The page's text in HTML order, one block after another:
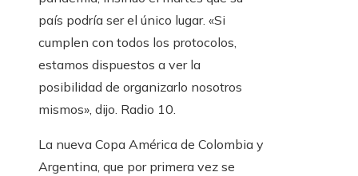
país podría ser el único lugar. «Si
cumplen con todos los protocolos,
estamos dispuestos a ver la
posibilidad de organizarlo nosotros
mismos», dijo. Radio 10.
La nueva Copa América de Colombia y
Argentina, que por primera vez se